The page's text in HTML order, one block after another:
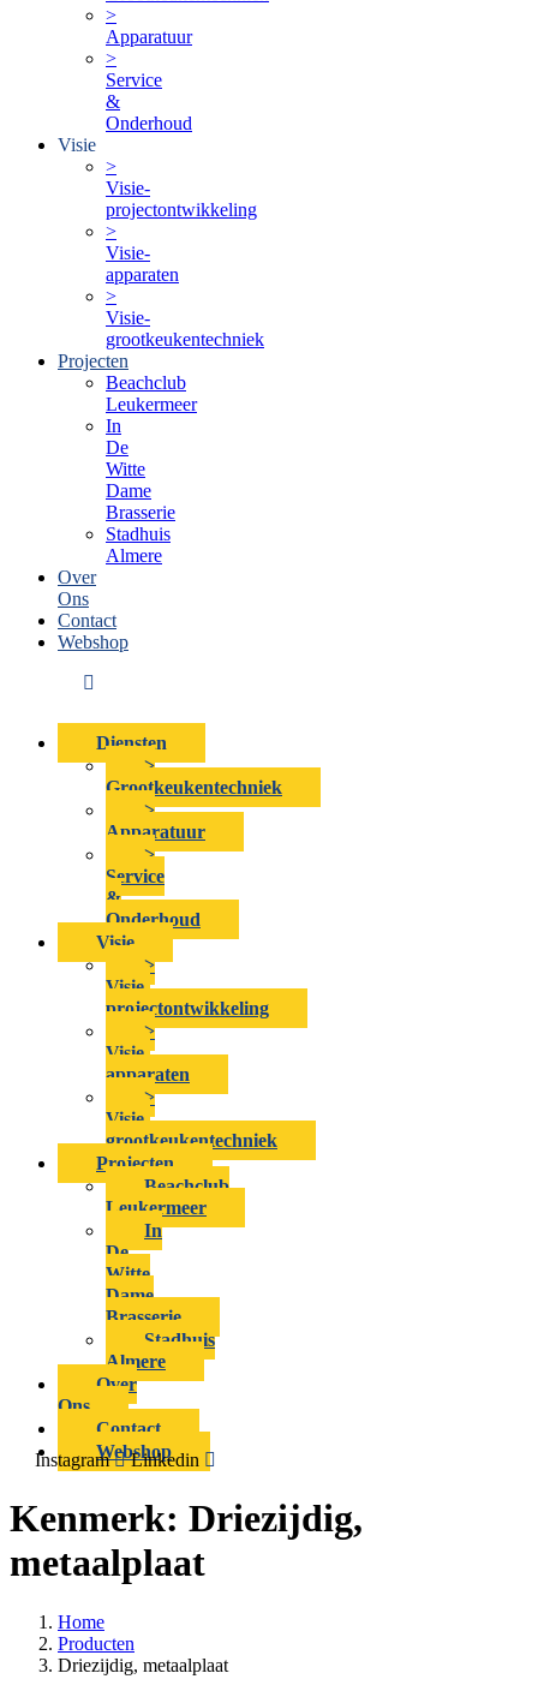
>
Apparatuur
>
Service
&
Onderhoud
Visie
>
Visie-
projectontwikkeling
>
Visie-
apparaten
>
Visie-
grootkeukentechniek
Projecten
Beachclub
Leukermeer
In
De
Witte
Dame
Brasserie
Stadhuis
Almere
Over
Ons
Contact
Webshop
Diensten
>
Grootkeukentechniek
>
Apparatuur
>
Service
&
Onderhoud
Visie
>
Visie-
projectontwikkeling
>
Visie-
apparaten
>
Visie-
grootkeukentechniek
Projecten
Beachclub
Leukermeer
In
De
Witte
Dame
Brasserie
Stadhuis
Almere
Over
Ons
Contact
Webshop
Instagram Linkedin
Kenmerk: Driezijdig,
metaalplaat
Home
Producten
Driezijdig, metaalplaat